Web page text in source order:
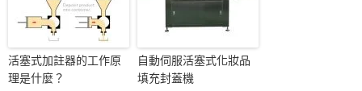
活塞式加註器的工作原
理是什麼？
自動伺服活塞式化妝品
填充封蓋機